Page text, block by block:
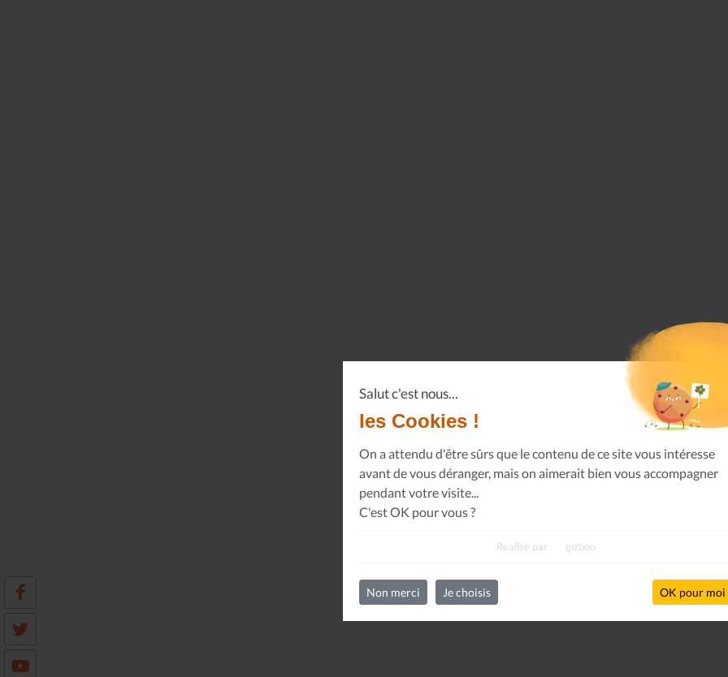
Salut c'est nous...
les Cookies !
On a attendu d'être sûrs que le contenu de ce site vous intéresse
avant de vous déranger, mais on aimerait bien vous accompagner
pendant votre visite...
C'est OK pour vous ?
Réalisé par gizboo
Non merci Je choisis OK pour moi
Casserolade pour le roy
Le Journal
SPÉCIAL 30